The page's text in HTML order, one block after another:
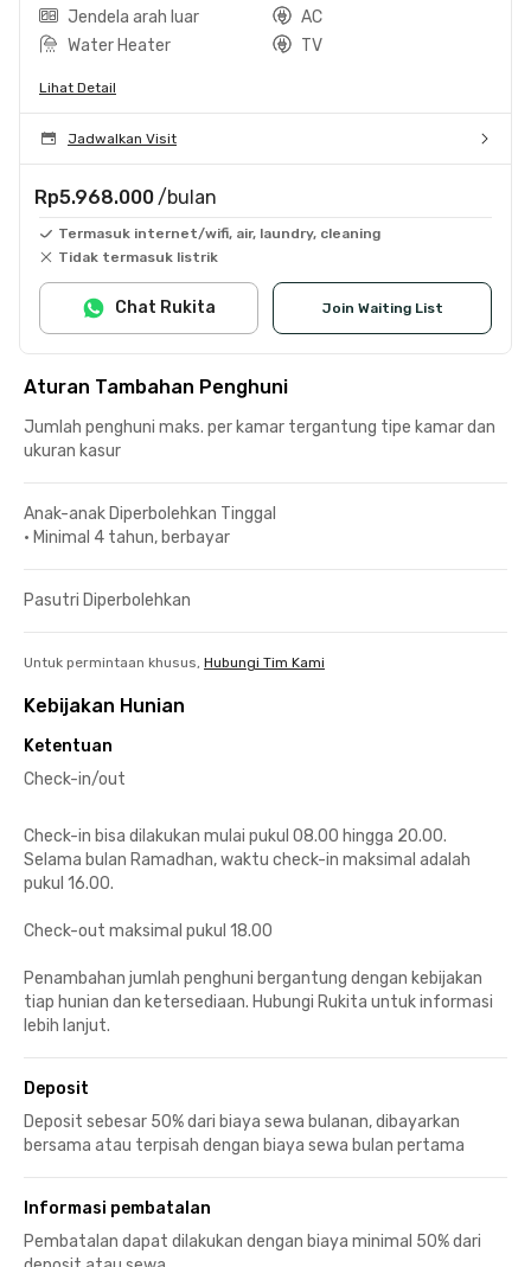
Jendela arah luar
AC
Water Heater
TV
Lihat Detail
Jadwalkan Visit
Rp5.968.000 /bulan
Termasuk internet/wifi, air, laundry, cleaning
Tidak termasuk listrik
Join Waiting List
Chat Rukita
Aturan Tambahan Penghuni
Jumlah penghuni maks. per kamar tergantung tipe kamar dan
ukuran kasur
Anak-anak Diperbolehkan Tinggal
• Minimal 4 tahun, berbayar
Pasutri Diperbolehkan
Untuk permintaan khusus, Hubungi Tim Kami
Kebijakan Hunian
Ketentuan
Check-in/out
Check-in bisa dilakukan mulai pukul 08.00 hingga 20.00.
Selama bulan Ramadhan, waktu check-in maksimal adalah
pukul 16.00.
Check-out maksimal pukul 18.00
Penambahan jumlah penghuni bergantung dengan kebijakan
tiap hunian dan ketersediaan. Hubungi Rukita untuk informasi
lebih lanjut.
Deposit
Deposit sebesar 50% dari biaya sewa bulanan, dibayarkan
bersama atau terpisah dengan biaya sewa bulan pertama
Informasi pembatalan
Pembatalan dapat dilakukan dengan biaya minimal 50% dari